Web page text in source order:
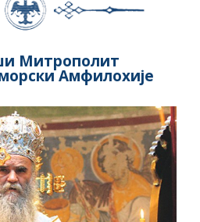
Митрополит
Амфилохије